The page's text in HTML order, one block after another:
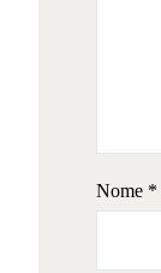
Nome *